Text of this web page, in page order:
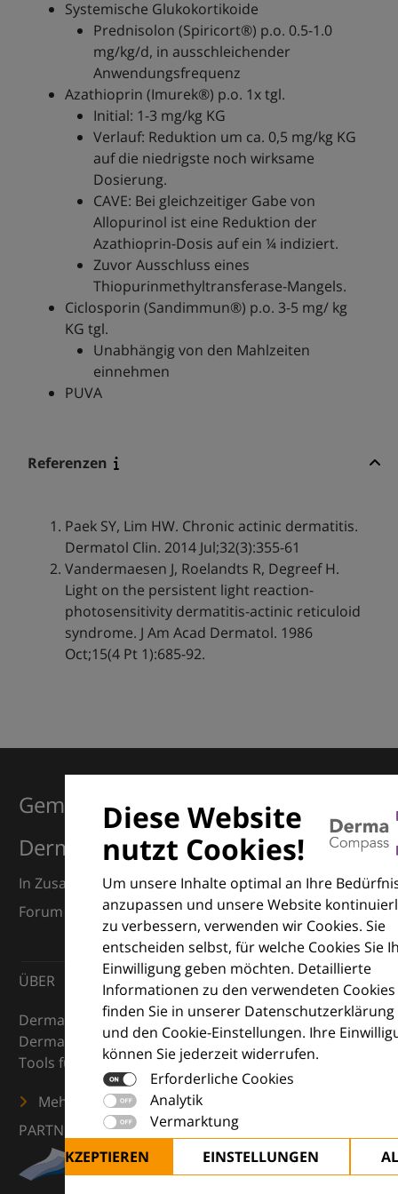
Systemische Glukokortikoide
Prednisolon (Spiricort®) p.o. 0.5-1.0
mg/kg/d, in ausschleichender
Anwendungsfrequenz
Azathioprin (Imurek®) p.o. 1x tgl.
Initial: 1-3 mg/kg KG
Verlauf: Reduktion um ca. 0,5 mg/kg KG
auf die niedrigste noch wirksame
Dosierung.
CAVE: Bei gleichzeitiger Gabe von
Allopurinol ist eine Reduktion der
Azathioprin-Dosis auf ein ¼ indiziert.
Zuvor Ausschluss eines
Thiopurinmethyltransferase-Mangels.
Ciclosporin (Sandimmun®) p.o. 3-5 mg/ kg
KG tgl.
Unabhängig von den Mahlzeiten
einnehmen
PUVA
Referenzen
Paek SY, Lim HW. Chronic actinic dermatitis.
Dermatol Clin. 2014 Jul;32(3):355-61
Vandermaesen J, Roelandts R, Degreef H.
Light on the persistent light reaction-
photosensitivity dermatitis-actinic reticuloid
syndrome. J Am Acad Dermatol. 1986
Oct;15(4 Pt 1):685-92.
Diese Website
nutzt Cookies!
Um unsere Inhalte optimal an Ihre
anzupassen und unsere Website
zu verbessern, verwenden wir Cookies. Sie
entscheiden selbst, für welche Cookies Sie
Einwilligung geben möchten. Detaillierte
Informationen zu den verwendeten Cookies
finden Sie in unserer Datenschutzerklärung
und den Cookie-Einstellungen. Ihre
können Sie jederzeit widerrufen.
Erforderliche Cookies
Analytik
Vermarktung
ALLE AKZEPTIEREN
EINSTELLUNGEN
Gemeinsam für Exzellenz in der
Dermatologie
In Zusammenarbeit mit dem European Dermatology
Forum (EDF) und Euroderm Excellence
ÜBER
DermaCompass ist Ihr digitaler Kompass für die
Dermatologie – mit Wissen, Bildern und praktischen
Tools für den klinischen Alltag.
Mehr erfahren
PARTNER